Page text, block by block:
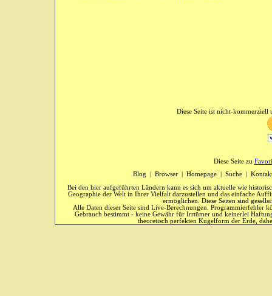
Diese Seite ist nicht-kommerziell
Diese Seite zu
Blog
Browser| Homepage| Suche|
Bei den hier aufgeführten Ländern kann es sich um aktuelle wie
Geographie der Welt in Ihrer Vielfalt darzustellen und das einfache
ermöglichen. Diese Seiten sind
Alle Daten dieser Seite sind Live-Berechnungen. Programmierfehler
Gebrauch bestimmt - keine Gewähr für Irrtümer und keinerlei
theoretisch perfekten Kugelform der Erde,